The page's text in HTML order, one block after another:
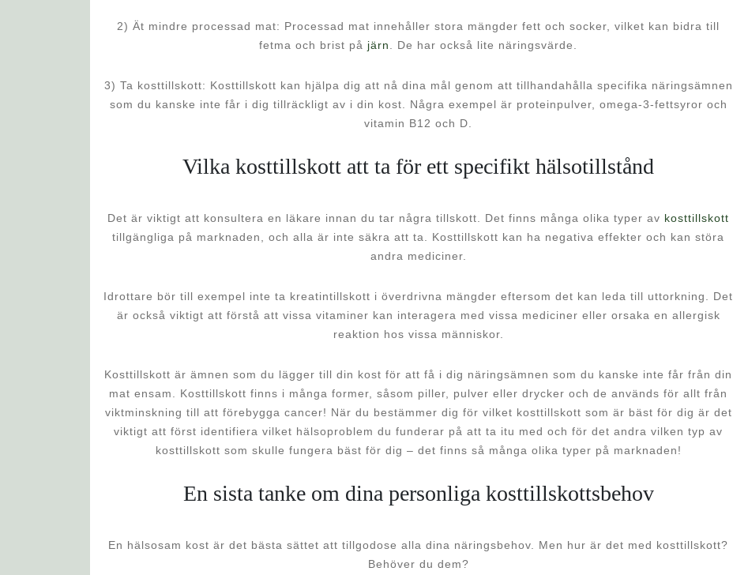
2) Ät mindre processad mat: Processad mat innehåller stora mängder fett och socker, vilket kan bidra till
fetma och brist på järn . De har också lite näringsvärde.
3) Ta kosttillskott: Kosttillskott kan hjälpa dig att nå dina mål genom att tillhandahålla specifika näringsämnen
som du kanske inte får i dig tillräckligt av i din kost. Några exempel är proteinpulver, omega-3-fettsyror och
vitamin B12 och D.
Vilka kosttillskott att ta för ett specifikt hälsotillstånd
Det är viktigt att konsultera en läkare innan du tar några tillskott. Det finns många olika typer av kosttillskott
tillgängliga på marknaden, och alla är inte säkra att ta. Kosttillskott kan ha negativa effekter och kan störa
andra mediciner.
Idrottare bör till exempel inte ta kreatintillskott i överdrivna mängder eftersom det kan leda till uttorkning. Det
är också viktigt att förstå att vissa vitaminer kan interagera med vissa mediciner eller orsaka en allergisk
reaktion hos vissa människor.
Kosttillskott är ämnen som du lägger till din kost för att få i dig näringsämnen som du kanske inte får från din
mat ensam. Kosttillskott finns i många former, såsom piller, pulver eller drycker och de används för allt från
viktminskning till att förebygga cancer! När du bestämmer dig för vilket kosttillskott som är bäst för dig är det
viktigt att först identifiera vilket hälsoproblem du funderar på att ta itu med och för det andra vilken typ av
kosttillskott som skulle fungera bäst för dig – det finns så många olika typer på marknaden!
En sista tanke om dina personliga kosttillskottsbehov
En hälsosam kost är det bästa sättet att tillgodose alla dina näringsbehov. Men hur är det med kosttillskott?
Behöver du dem?